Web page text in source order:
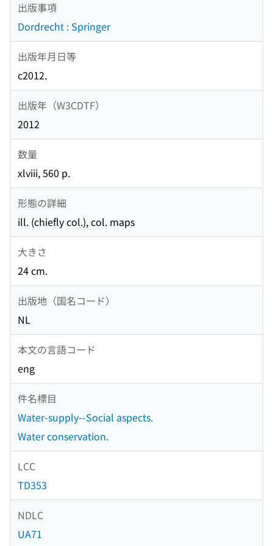
出版事項
Dordrecht : Springer
出版年月日等
c2012.
出版年（W3CDTF）
2012
数量
xlviii, 560 p.
形態の詳細
ill. (chiefly col.), col. maps
大きさ
24 cm.
出版地（国名コード）
NL
本文の言語コード
eng
件名標目
Water-supply--Social aspects.
Water conservation.
LCC
TD353
NDLC
UA71